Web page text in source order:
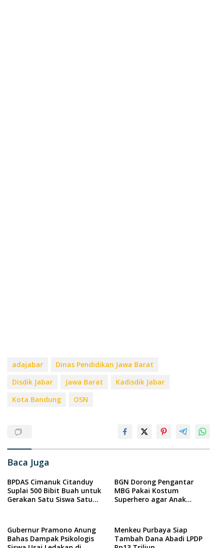
adajabar
Dinas Pendidikan Jawa Barat
Disdik Jabar
Jawa Barat
Kadisdik Jabar
Kota Bandung
OSN
Baca Juga
BPDAS Cimanuk Citanduy
Suplai 500 Bibit Buah untuk
Gerakan Satu Siswa Satu
BGN Dorong Pengantar
MBG Pakai Kostum
Superhero agar Anak
Gubernur Pramono Anung
Bahas Dampak Psikologis
Menkeu Purbaya Siap
Tambah Dana Abadi LPDP